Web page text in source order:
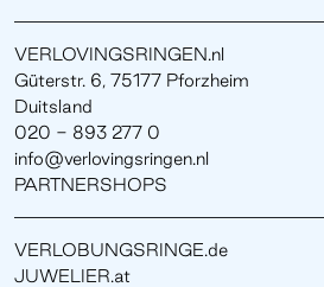
VERLOVINGSRINGEN.nl
Güterstr. 6, 75177 Pforzheim
Duitsland
020 - 893 277 0
info@verlovingsringen.nl
PARTNERSHOPS
VERLOBUNGSRINGE.de
JUWELIER.at